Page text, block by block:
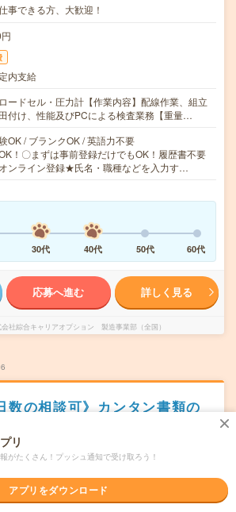
事できる方、大歓迎！
内支給
ロードセル・圧力計【作業内容】配線作業、組立
付け、性能及びPCによる検査業務【重量…
OK / ブランクOK / 英語力不要
！〇まずは事前登録だけでもOK！履歴書不要
ンライン登録★氏名・職種などを入力す…
30代 40代 50代 60代
応募へ進む 詳しく見る
社綜合キャリアオプション 製造事業部（全国）
数の相談可》カンタン書類の
歓迎
費別途支給あり
野市
リ
がたくさん！プッシュ通知で受け取ろう！
アプリをダウンロード